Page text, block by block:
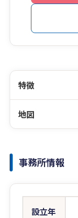
特徴
地図
事務所情報
設立年